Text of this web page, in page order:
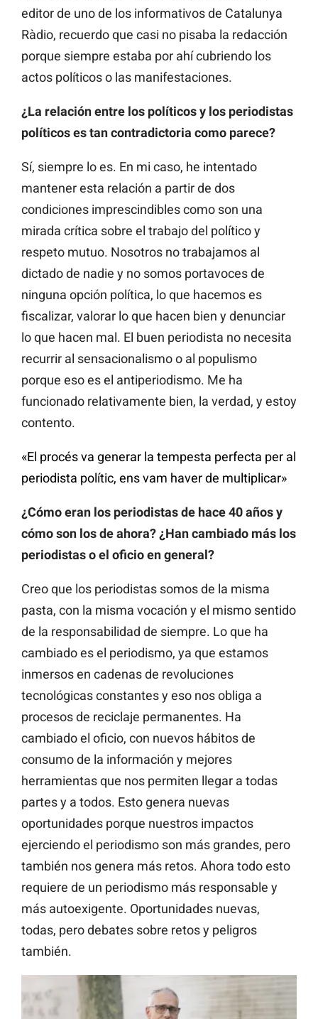
editor de uno de los informativos de Catalunya
Ràdio, recuerdo que casi no pisaba la redacción
porque siempre estaba por ahí cubriendo los
actos políticos o las manifestaciones.
¿La relación entre los políticos y los periodistas
políticos es tan contradictoria como parece?
Sí, siempre lo es. En mi caso, he intentado
mantener esta relación a partir de dos
condiciones imprescindibles como son una
mirada crítica sobre el trabajo del político y
respeto mutuo. Nosotros no trabajamos al
dictado de nadie y no somos portavoces de
ninguna opción política, lo que hacemos es
fiscalizar, valorar lo que hacen bien y denunciar
lo que hacen mal. El buen periodista no necesita
recurrir al sensacionalismo o al populismo
porque eso es el antiperiodismo. Me ha
funcionado relativamente bien, la verdad, y estoy
contento.
«El procés va generar la tempesta perfecta per al
periodista polític, ens vam haver de multiplicar»
¿Cómo eran los periodistas de hace 40 años y
cómo son los de ahora? ¿Han cambiado más los
periodistas o el oficio en general?
Creo que los periodistas somos de la misma
pasta, con la misma vocación y el mismo sentido
de la responsabilidad de siempre. Lo que ha
cambiado es el periodismo, ya que estamos
inmersos en cadenas de revoluciones
tecnológicas constantes y eso nos obliga a
procesos de reciclaje permanentes. Ha
cambiado el oficio, con nuevos hábitos de
consumo de la información y mejores
herramientas que nos permiten llegar a todas
partes y a todos. Esto genera nuevas
oportunidades porque nuestros impactos
ejerciendo el periodismo son más grandes, pero
también nos genera más retos. Ahora todo esto
requiere de un periodismo más responsable y
más autoexigente. Oportunidades nuevas,
todas, pero debates sobre retos y peligros
también.